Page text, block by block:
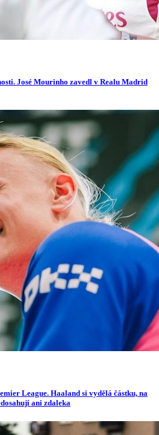
José Mourinho zavedl v Realu Madrid
League. Haaland si vydělá částku, na
ani zdaleka